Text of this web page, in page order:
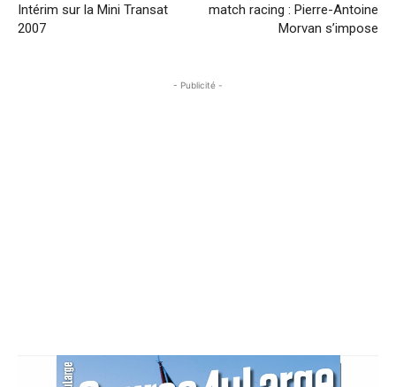
Intérim sur la Mini Transat
2007
match racing : Pierre-Antoine
Morvan s’impose
- Publicité -